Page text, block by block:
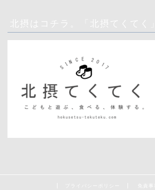
ブ 北摂はコチラ。「北摂てくてく」